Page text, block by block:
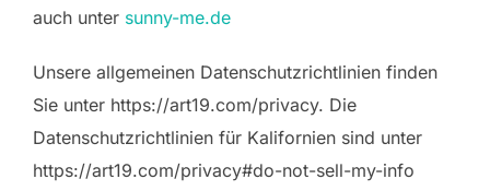
auch unter sunny-me.de
Unsere allgemeinen Datenschutzrichtlinien finden
Sie unter https://art19.com/privacy. Die
Datenschutzrichtlinien für Kalifornien sind unter
https://art19.com/privacy#do-not-sell-my-info